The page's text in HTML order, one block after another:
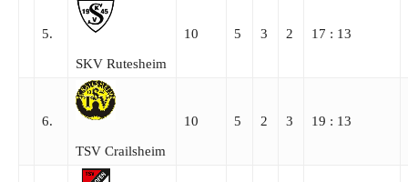
5.
SKV Rutesheim
10 5 3 2 17 : 13
6.
TSV Crailsheim
10 5 2 3 19 : 13